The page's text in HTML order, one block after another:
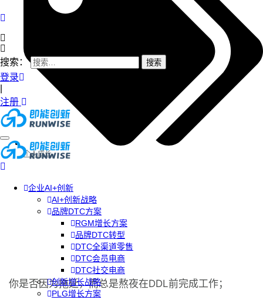
搜索：
登录
注册
企业AI+创新
AI+创新战略
品牌DTC方案
RGM增长方案
品牌DTC转型
DTC全渠道零售
DTC会员电商
DTC社交电商
创新增长战略
PLG增长方案
个人成长
你是否因为拖延，而总是熬夜在DDL前完成工作；